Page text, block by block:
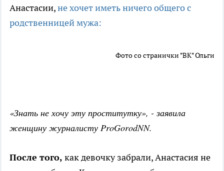
Анастасии,не хочет иметь ничего общего с
родственницей мужа:
Фото со странички "ВК" Ольги
«Знать не хочу эту проститутку», - заявила
женщину журналисту ProGorodNN.
После того, как девочку забрали, Анастасия не